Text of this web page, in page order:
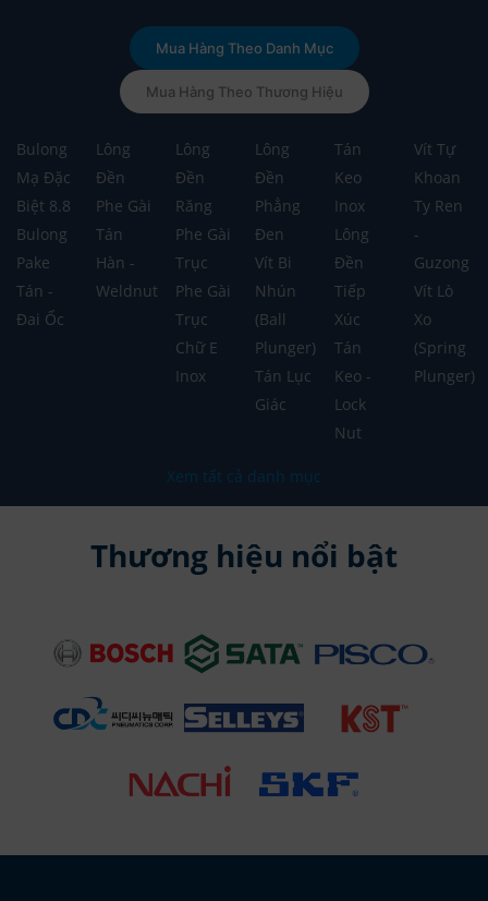
Mua Hàng Theo Danh Mục
Mua Hàng Theo Thương Hiệu
Bulong
Mạ Đặc
Biệt 8.8
Bulong
Pake
Tán -
Đai Ốc
Lông
Đền
Phe Gài
Tán
Hàn -
Weldnut
Lông
Đền
Răng
Phe Gài
Trục
Phe Gài
Trục
Chữ E
Inox
Lông
Đền
Phẳng
Đen
Vít Bi
Nhún
(Ball
Plunger)
Tán Lục
Giác
Tán
Keo
Inox
Lông
Đền
Tiếp
Xúc
Tán
Keo -
Lock
Nut
Vít Tự
Khoan
Ty Ren
-
Guzong
Vít Lò
Xo
(Spring
Plunger)
Xem tất cả danh mục
Thương hiệu nổi bật